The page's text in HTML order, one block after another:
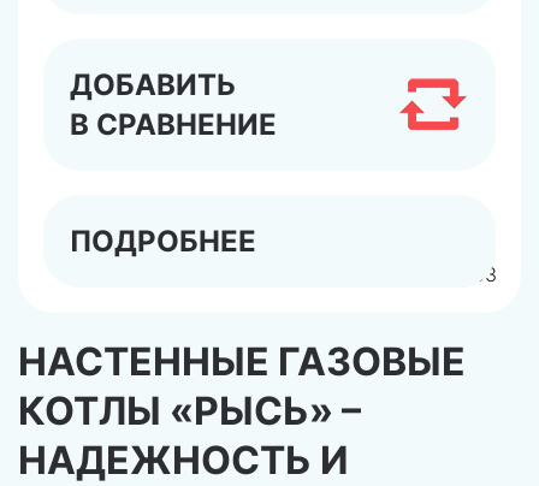
арт.0010015363
ДОБАВИТЬ
В СРАВНЕНИЕ
ПОДРОБНЕЕ
НАСТЕННЫЕ ГАЗОВЫЕ
КОТЛЫ «РЫСЬ» –
НАДЕЖНОСТЬ И